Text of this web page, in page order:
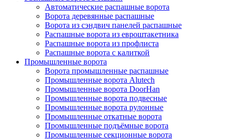
Автоматические распашные ворота
Ворота деревянные распашные
Ворота из сэндвич панелей распашные
Распашные ворота из евроштакетника
Распашные ворота из профлиста
Распашные ворота с калиткой
Промышленные ворота
Ворота промышленные распашные
Промышленные ворота Alutech
Промышленные ворота DoorHan
Промышленные ворота подвесные
Промышленные ворота рулонные
Промышленные откатные ворота
Промышленные подъёмные ворота
Промышленные секционные ворота